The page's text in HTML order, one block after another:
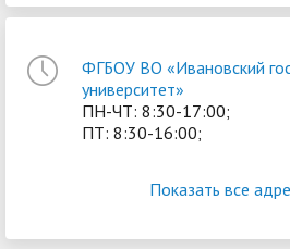
ФГБОУ ВО «Ивановский
университет»
ПН-ЧТ: 8:30-17:00;
ПТ: 8:30-16:00;
Показать все